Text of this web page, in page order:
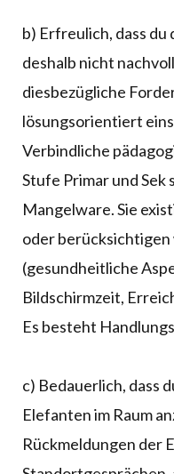
b) Erfreulich, dass du
deshalb nicht
diesbezügliche
lösungsorientiert
Verbindliche
Stufe Primar und Sek
Mangelware. Sie
oder
(gesundheitliche
Bildschirmzeit,
Es besteht
c) Bedauerlich, dass
Elefanten im Raum
Rückmeldungen der